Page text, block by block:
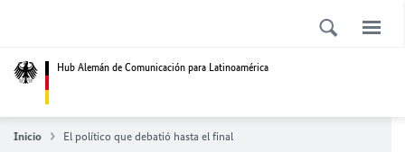
Hub Alemán de Comunicación para Latinoamérica
Inicio El político que debatió hasta el final